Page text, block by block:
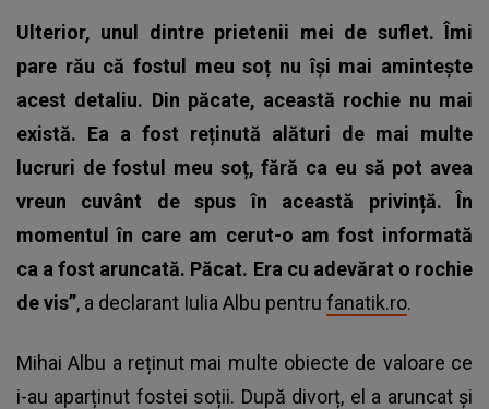
Ulterior, unul dintre prietenii mei de suflet. Îmi
pare rău că fostul meu soț nu își mai amintește
acest detaliu. Din păcate, această rochie nu mai
există. Ea a fost reținută alături de mai multe
lucruri de fostul meu soț, fără ca eu să pot avea
vreun cuvânt de spus în această privință. În
momentul în care am cerut-o am fost informată
ca a fost aruncată. Păcat. Era cu adevărat o rochie
de vis”, a declarant Iulia Albu pentru fanatik.ro.
Mihai Albu a reținut mai multe obiecte de valoare ce
i-au aparținut fostei soții. După divorț, el a aruncat și